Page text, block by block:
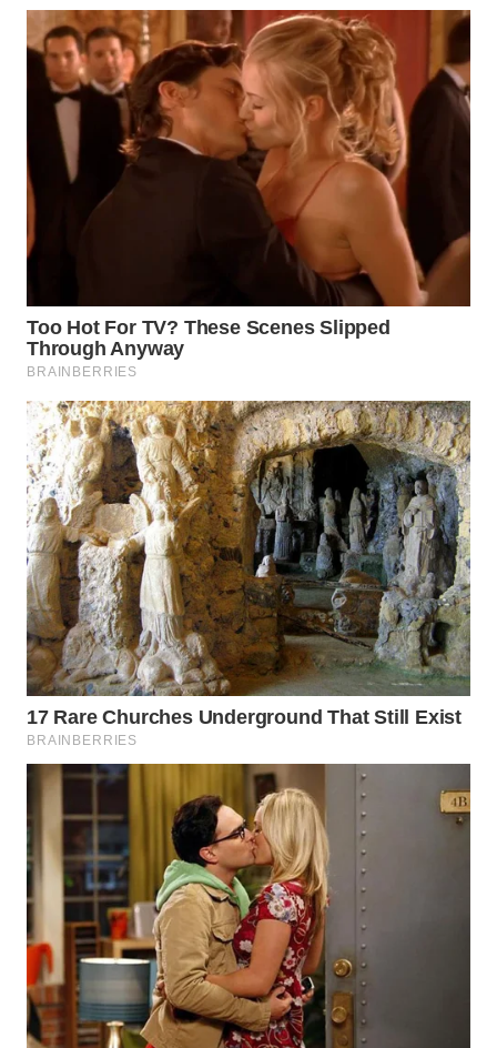
WALINKI
ID
MAWAKA
MARTABAT
MKLI
LPKKI
LKKI
KOPEKLIN
PORTAL
KONSUMEN
FORWAMKI
ALPERKLINAS
TAMBANG
NEWS
SITUNGIR
NEWS
SIDIKALANG
NEWS